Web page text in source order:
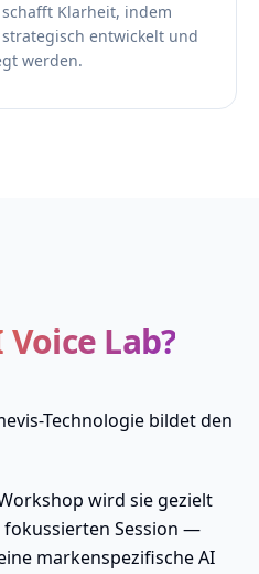
schafft Klarheit, indem
entwickelt und
werden.
Voice Lab?
Technologie bildet den
wird sie gezielt
Session —
markenspezifische AI